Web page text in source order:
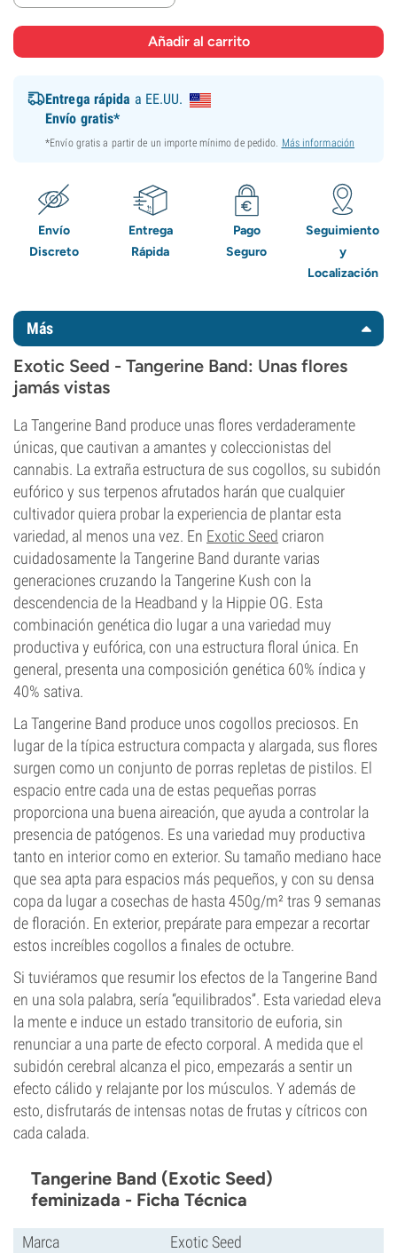
Entrega rápida a EE.UU.
Envío gratis*
*Envío gratis a partir de un importe mínimo de pedido. Más información
Envío
Discreto
Entrega
Rápida
Pago
Seguro
Seguimiento
y
Localización
Más
Exotic Seed - Tangerine Band: Unas flores
jamás vistas
La Tangerine Band produce unas flores verdaderamente
únicas, que cautivan a amantes y coleccionistas del
cannabis. La extraña estructura de sus cogollos, su subidón
eufórico y sus terpenos afrutados harán que cualquier
cultivador quiera probar la experiencia de plantar esta
variedad, al menos una vez. En Exotic Seed criaron
cuidadosamente la Tangerine Band durante varias
generaciones cruzando la Tangerine Kush con la
descendencia de la Headband y la Hippie OG. Esta
combinación genética dio lugar a una variedad muy
productiva y eufórica, con una estructura floral única. En
general, presenta una composición genética 60% índica y
40% sativa.
La Tangerine Band produce unos cogollos preciosos. En
lugar de la típica estructura compacta y alargada, sus flores
surgen como un conjunto de porras repletas de pistilos. El
espacio entre cada una de estas pequeñas porras
proporciona una buena aireación, que ayuda a controlar la
presencia de patógenos. Es una variedad muy productiva
tanto en interior como en exterior. Su tamaño mediano hace
que sea apta para espacios más pequeños, y con su densa
copa da lugar a cosechas de hasta 450g/m² tras 9 semanas
de floración. En exterior, prepárate para empezar a recortar
estos increíbles cogollos a finales de octubre.
Si tuviéramos que resumir los efectos de la Tangerine Band
en una sola palabra, sería “equilibrados”. Esta variedad eleva
la mente e induce un estado transitorio de euforia, sin
renunciar a una parte de efecto corporal. A medida que el
subidón cerebral alcanza el pico, empezarás a sentir un
efecto cálido y relajante por los músculos. Y además de
esto, disfrutarás de intensas notas de frutas y cítricos con
cada calada.
Tangerine Band (Exotic Seed)
feminizada - Ficha Técnica
Marca Exotic Seed